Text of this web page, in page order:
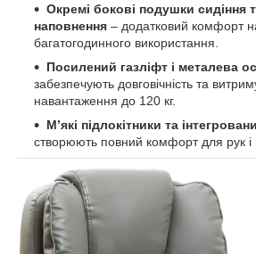
Окремі бокові подушки сидіння
наповнення – додатковий комфорт
багатогодинного використання.
Посилений газліфт і металева
забезпечують довговічність та
навантаження до 120 кг.
М’які підлокітники та
створюють повний комфорт для рук і